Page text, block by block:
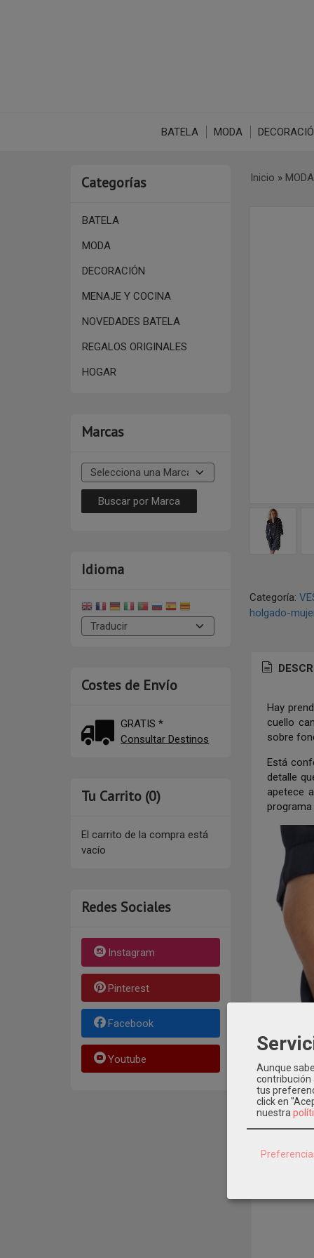
BATELA MODA
Categorías
BATELA
MODA
DECORACIÓN
MENAJE Y COCINA
NOVEDADES BATELA
REGALOS ORIGINALES
HOGAR
Marcas
Idioma
Costes de Envío
GRATIS *
Consultar Destinos
Tu Carrito (0)
El carrito de la compra está
vacío
Redes Sociales
Instagram
Pinterest
Facebook
Youtube
Inicio » MODA
Categoría:
holgado-
Hay
cuello
sobre
Está
detalle
apetece
Aunque
contribución
tus
click en
nuestra